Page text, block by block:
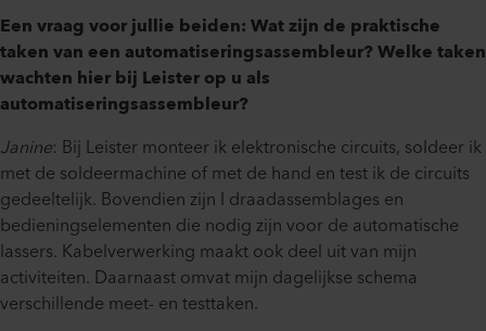
Een vraag voor jullie beiden: Wat zijn de praktische
taken van een automatiseringsassembleur? Welke taken
wachten hier bij Leister op u als
automatiseringsassembleur?
Janine: Bij Leister monteer ik elektronische circuits, soldeer ik
met de soldeermachine of met de hand en test ik de circuits
gedeeltelijk. Bovendien zijn I draadassemblages en
bedieningselementen die nodig zijn voor de automatische
lassers. Kabelverwerking maakt ook deel uit van mijn
activiteiten. Daarnaast omvat mijn dagelijkse schema
verschillende meet- en testtaken.